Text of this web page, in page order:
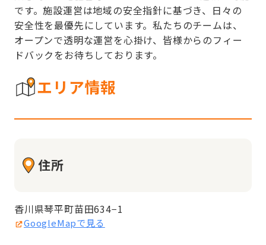
です。施設運営は地域の安全指針に基づき、日々の
安全性を最優先にしています。私たちのチームは、
オープンで透明な運営を心掛け、皆様からのフィー
ドバックをお待ちしております。
エリア情報
住所
香川県琴平町苗田634−1
GoogleMapで見る